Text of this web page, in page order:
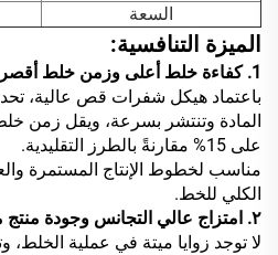
السعة
الميزة التنافسية:
1. كفاءة خلط أعلى وزمن خلط أقصر
باعتماد هيكل شفرات قص عالية،
المادة وتنتشر بسرعة، ويقل زمن
على 15% مقارنةً بالطرز التقليدية.
مناسب لخطوط الإنتاج المستمرة
الكلي للخط.
٢. امتزاج عالي التجانس وجودة منتج مستقرة
لا توجد زوايا ميتة في عملية